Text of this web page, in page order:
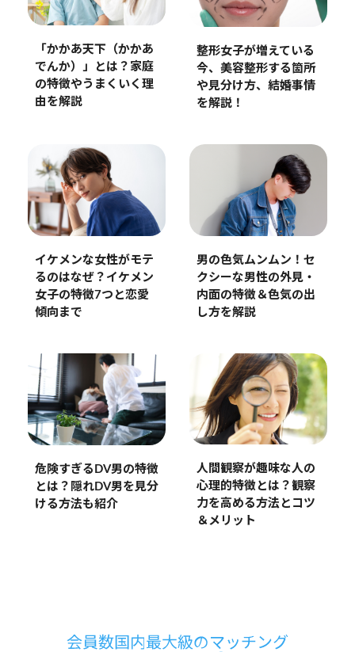
「かかあ天下（かかあ
でんか）」とは？家庭
の特徴やうまくいく理
由を解説
整形女子が増えている
今、美容整形する箇所
や見分け方、結婚事情
を解説！
イケメンな女性がモテ
るのはなぜ？イケメン
女子の特徴7つと恋愛
傾向まで
男の色気ムンムン！セ
クシーな男性の外見・
内面の特徴＆色気の出
し方を解説
危険すぎるDV男の特徴
とは？隠れDV男を見分
ける方法も紹介
人間観察が趣味な人の
心理的特徴とは？観察
力を高める方法とコツ
＆メリット